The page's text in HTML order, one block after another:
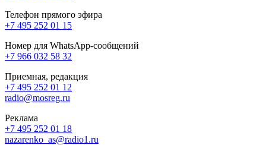
Телефон прямого эфира
+7 495 252 01 15
Номер для WhatsApp-сообщений
+7 966 032 58 32
Приемная, редакция
+7 495 252 01 12
radio@mosreg.ru
Реклама
+7 495 252 01 18
nazarenko_as@radio1.ru